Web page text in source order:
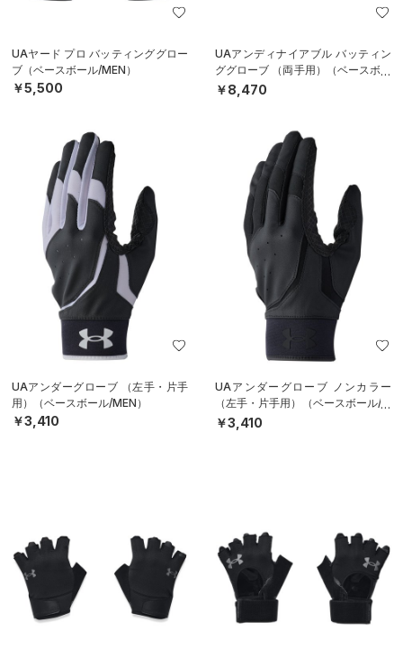
UAヤード プロ バッティンググロー
ブ（ベースボール/MEN）
￥5,500
UAアンディナイアブル バッティン
ググローブ （両手用）（ベースボー
ル/MEN）
￥8,470
UAアンダーグローブ （左手・片手
用）（ベースボール/MEN）
￥3,410
UAアンダーグローブ ノンカラー
（左手・片手用）（ベースボール/M
EN）
￥3,410